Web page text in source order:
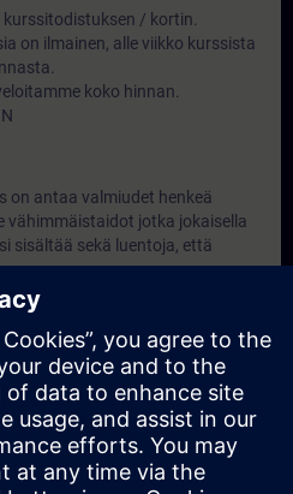
/ kortin.
on ilmainen, alle viikko kurssista
koko hinnan.
on antaa valmiudet henkeä
vähimmäistaidot jotka jokaisella
sisältää sekä luentoja, että
kurset, så får du beskjed når nye